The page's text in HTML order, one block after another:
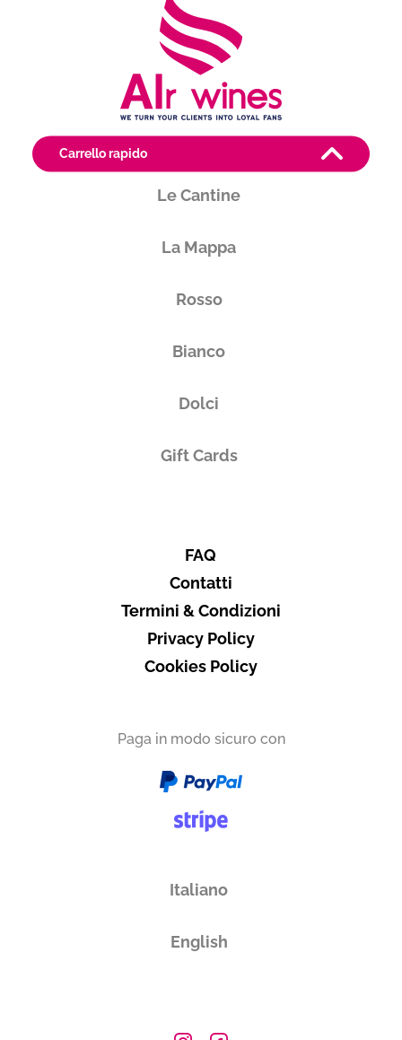
Carrello rapido
Friuli-Venezia Giulia
Italia
Subtotale0,00 €
Le Cantine
La Mappa
Rosso
Bianco
Dolci
Gift Cards
FAQ
Contatti
Termini & Condizioni
Privacy Policy
Cookies Policy
Paga in modo sicuro con
Italiano
English